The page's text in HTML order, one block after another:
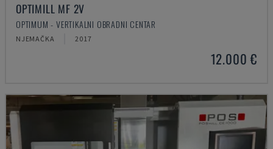
OPTIMILL MF 2V
OPTIMUM - VERTIKALNI OBRADNI CENTAR
NJEMAČKA 2017
12.000 €